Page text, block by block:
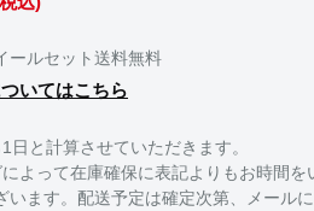
ールセット送料無料
いてはこちら
日と計算させていただきます。
よって在庫確保に表記よりもお時間を
います。配送予定は確定次第、メール